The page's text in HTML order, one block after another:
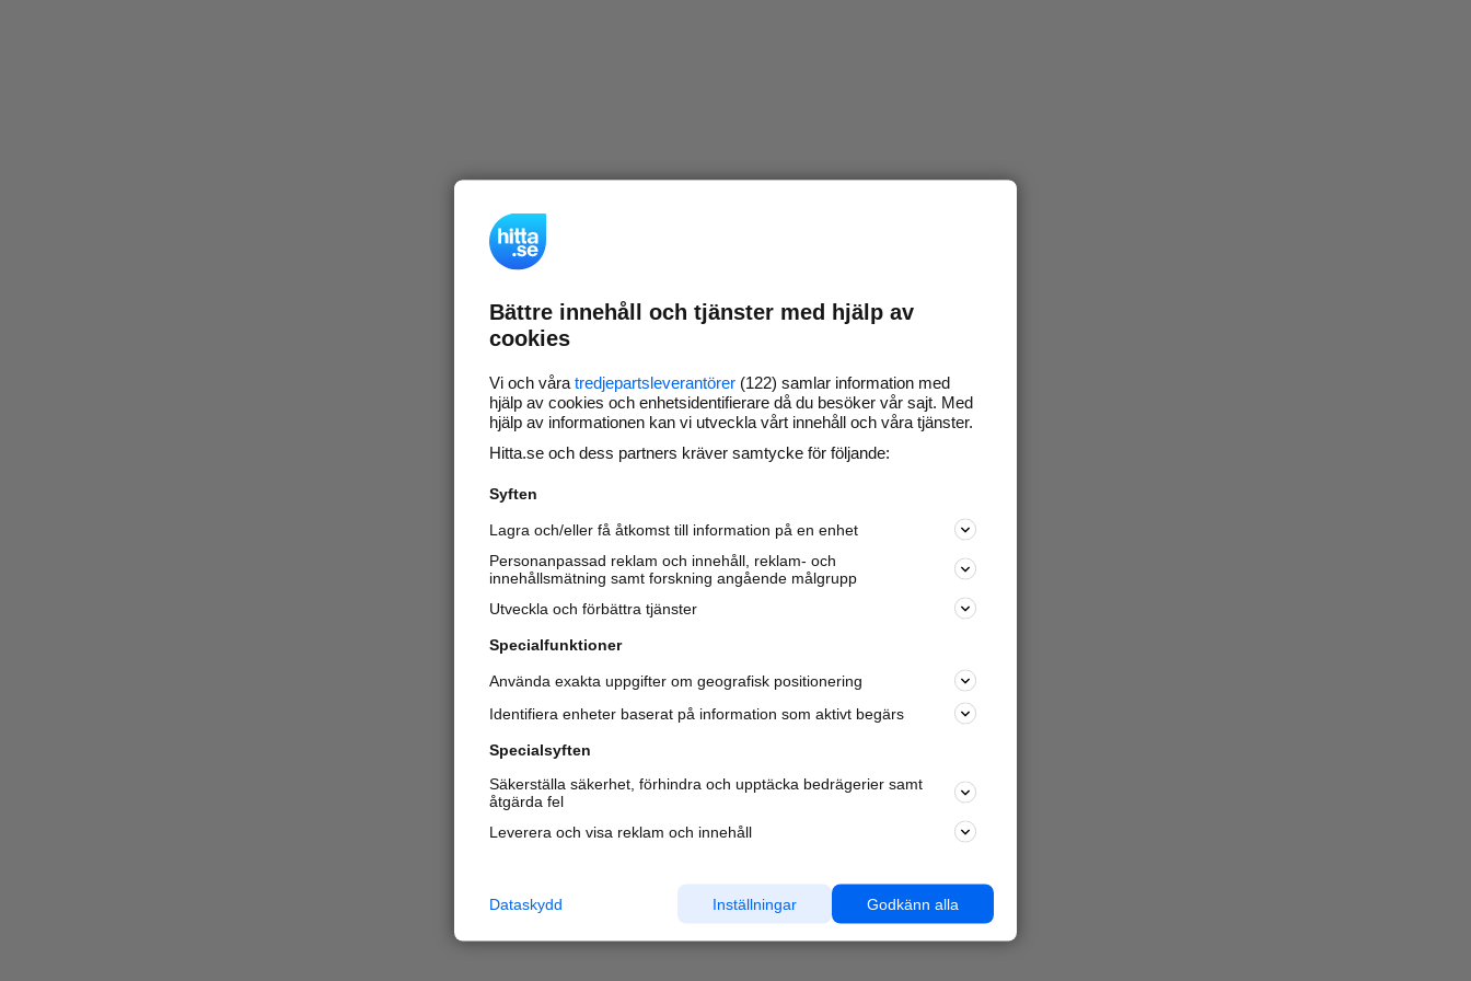
Bättre innehåll och tjänster med hjälp av
cookies
Vi och våra tredjepartsleverantörer (122) samlar information med
hjälp av cookies och enhetsidentifierare då du besöker vår sajt. Med
hjälp av informationen kan vi utveckla vårt innehåll och våra tjänster.
Hitta.se och dess partners kräver samtycke för följande:
Syften
Lagra och/eller få åtkomst till information på en enhet
Personanpassad reklam och innehåll, reklam- och
innehållsmätning samt forskning angående målgrupp
Utveckla och förbättra tjänster
Specialfunktioner
Använda exakta uppgifter om geografisk positionering
Identifiera enheter baserat på information som aktivt begärs
Specialsyften
Säkerställa säkerhet, förhindra och upptäcka bedrägerier samt
åtgärda fel
Leverera och visa reklam och innehåll
Godkänn alla
Inställningar
Dataskydd